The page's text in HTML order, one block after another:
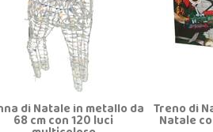
di Natale in metallo da
68 cm con 120 luci Treno di
Natale